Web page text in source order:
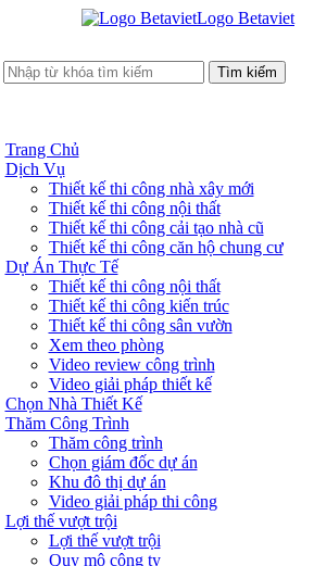
Logo Betaviet
Trang Chủ
Dịch Vụ
Thiết kế thi công nhà xây mới
Thiết kế thi công nội thất
Thiết kế thi công cải tạo nhà cũ
Thiết kế thi công căn hộ chung cư
Dự Án Thực Tế
Thiết kế thi công nội thất
Thiết kế thi công kiến trúc
Thiết kế thi công sân vườn
Xem theo phòng
Video review công trình
Video giải pháp thiết kế
Chọn Nhà Thiết Kế
Thăm Công Trình
Thăm công trình
Chọn giám đốc dự án
Khu đô thị dự án
Video giải pháp thi công
Lợi thế vượt trội
Lợi thế vượt trội
Quy mô công ty